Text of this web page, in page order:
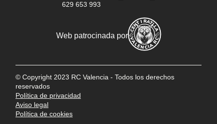
629 653 993
Web patrocinada por
© Copyright 2023 RC Valencia - Todos los derechos
reservados
Política de privacidad
Aviso legal
Política de cookies